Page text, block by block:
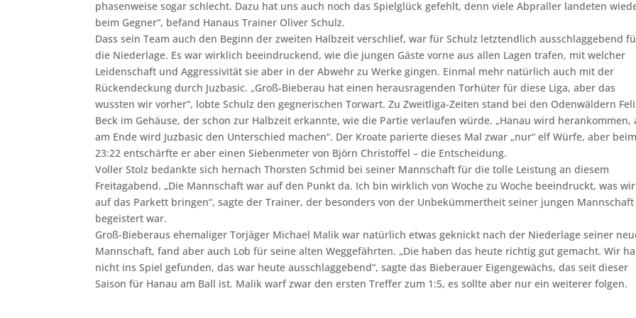
phasenweise sogar schlecht. Dazu hat uns auch noch das Spielglück gefehlt, denn viele Abpraller landeten
beim Gegner“, befand Hanaus Trainer Oliver Schulz.
Dass sein Team auch den Beginn der zweiten Halbzeit verschlief, war für Schulz letztendlich ausschlaggebend
die Niederlage. Es war wirklich beeindruckend, wie die jungen Gäste vorne aus allen Lagen trafen, mit welcher
Leidenschaft und Aggressivität sie aber in der Abwehr zu Werke gingen. Einmal mehr natürlich auch mit der
Rückendeckung durch Juzbasic. „Groß-Bieberau hat einen herausragenden Torhüter für diese Liga, aber das
wussten wir vorher“, lobte Schulz den gegnerischen Torwart. Zu Zweitliga-Zeiten stand bei den Odenwäldern
Beck im Gehäuse, der schon zur Halbzeit erkannte, wie die Partie verlaufen würde. „Hanau wird herankommen,
am Ende wird Juzbasic den Unterschied machen“. Der Kroate parierte dieses Mal zwar „nur“ elf Würfe, aber beim
23:22 entschärfte er aber einen Siebenmeter von Björn Christoffel – die Entscheidung.
Voller Stolz bedankte sich hernach Thorsten Schmid bei seiner Mannschaft für die tolle Leistung an diesem
Freitagabend. „Die Mannschaft war auf den Punkt da. Ich bin wirklich von Woche zu Woche beeindruckt, was
auf das Parkett bringen“, sagte der Trainer, der besonders von der Unbekümmertheit seiner jungen Mannschaft
begeistert war.
Groß-Bieberaus ehemaliger Torjäger Michael Malik war natürlich etwas geknickt nach der Niederlage seiner
Mannschaft, fand aber auch Lob für seine alten Weggefährten. „Die haben das heute richtig gut gemacht. Wir
nicht ins Spiel gefunden, das war heute ausschlaggebend“, sagte das Bieberauer Eigengewächs, das seit dieser
Saison für Hanau am Ball ist. Malik warf zwar den ersten Treffer zum 1:5, es sollte aber nur ein weiterer folgen.